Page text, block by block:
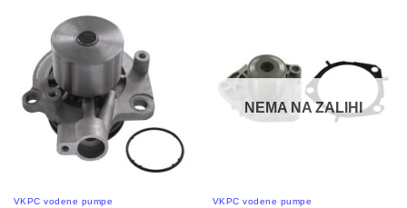
VKPC vodene pumpe
NEMA NA ZALIHI
VKPC vodene pumpe